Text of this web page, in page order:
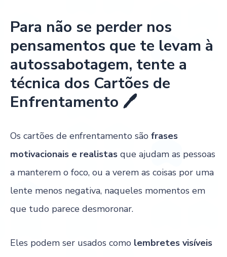
Para não se perder nos
pensamentos que te levam à
autossabotagem, tente a
técnica dos Cartões de
Enfrentamento 🖊
Os cartões de enfrentamento são frases
motivacionais e realistas que ajudam as pessoas
a manterem o foco, ou a verem as coisas por uma
lente menos negativa, naqueles momentos em
que tudo parece desmoronar.
Eles podem ser usados como lembretes visíveis